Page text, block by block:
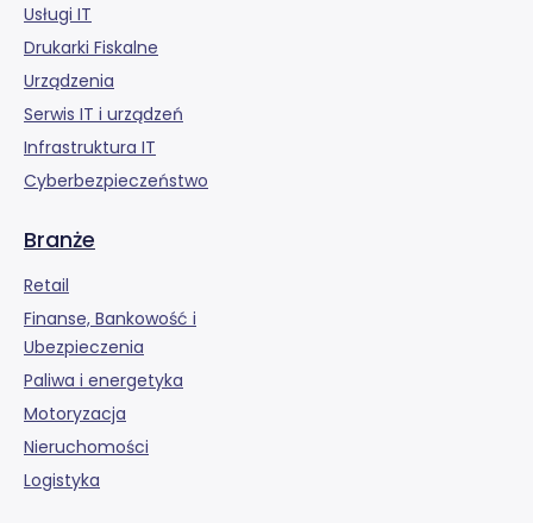
Usługi IT
Drukarki Fiskalne
Urządzenia
Serwis IT i urządzeń
Infrastruktura IT
Cyberbezpieczeństwo
Branże
Retail
Finanse, Bankowość i
Ubezpieczenia
Paliwa i energetyka
Motoryzacja
Nieruchomości
Logistyka